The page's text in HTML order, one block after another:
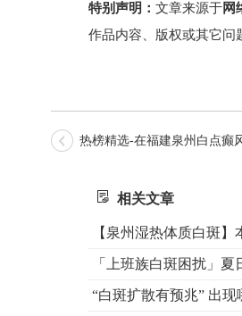
特别声明： 文章来源于网
作品内容、版权或其它问
热榜精选-在福建泉州白点癫
相关文章
【泉州湿热体质白斑
「上班族白斑困扰」
“白斑扩散有预兆” 出